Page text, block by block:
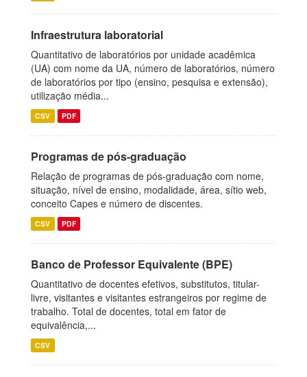
Infraestrutura laboratorial
Quantitativo de laboratórios por unidade acadêmica
(UA) com nome da UA, número de laboratórios, número
de laboratórios por tipo (ensino, pesquisa e extensão),
utilização média...
CSV PDF
Programas de pós-graduação
Relação de programas de pós-graduação com nome,
situação, nível de ensino, modalidade, área, sítio web,
conceito Capes e número de discentes.
CSV PDF
Banco de Professor Equivalente (BPE)
Quantitativo de docentes efetivos, substitutos, titular-
livre, visitantes e visitantes estrangeiros por regime de
trabalho. Total de docentes, total em fator de
equivalência,...
CSV